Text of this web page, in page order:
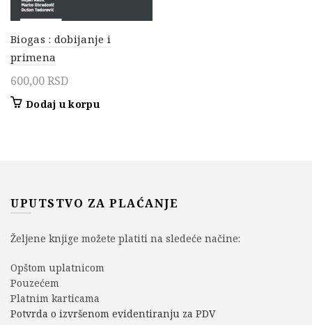
Biogas : dobijanje i
primena
600,00RSD
Dodaj u korpu
UPUTSTVO ZA PLAĆANJE
Željene knjige možete platiti na sledeće načine:
Opštom uplatnicom
Pouzećem
Platnim karticama
Potvrda o izvršenom evidentiranju za PDV